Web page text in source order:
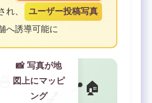
れ、
ユーザー投稿写真
へ誘導可能に
📍💅
📍🏠
📸 写真が地
図上にマッピ
ング